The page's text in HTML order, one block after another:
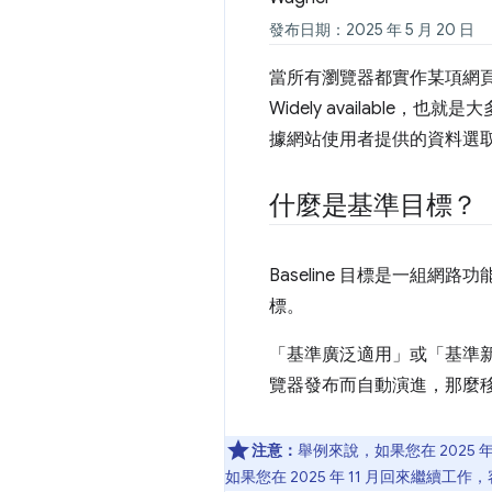
發布日期：2025 年 5 月 20 日
當所有瀏覽器都實作某項網
Widely available，也就是大
據網站使用者提供的資料選
什麼是基準目標？
Baseline 目標是一組網路功
標。
「基準廣泛適用」或「基
覽器發布而自動演進，那麼
注意： 舉例來說，如果您在 2025
如果您在 2025 年 11 月回來繼續工作